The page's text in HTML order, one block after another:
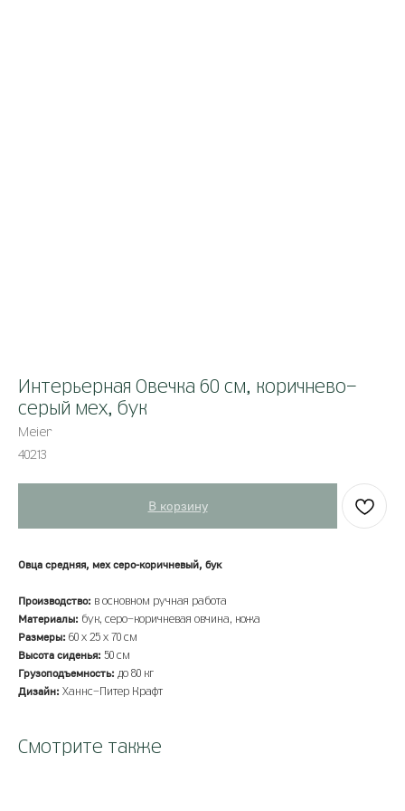
Интерьерная Овечка 60 см, коричнево-
серый мех, бук
Meier
40213
В корзину
Овца средняя, мех серо-коричневый, бук
Производство: в основном ручная работа
Материалы: бук, серо-коричневая овчина, кожа
Размеры: 60 x 25 x 70 см
Высота сиденья: 50 см
Грузоподъемность: до 80 кг
Дизайн: Ханнс-Питер Крафт
Смотрите также